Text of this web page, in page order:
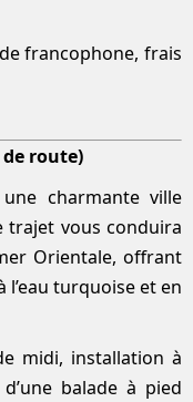
francophone, frais
de route)
charmante ville
trajet vous conduira
Orientale, offrant
l’eau turquoise et en
midi, installation à
balade à pied